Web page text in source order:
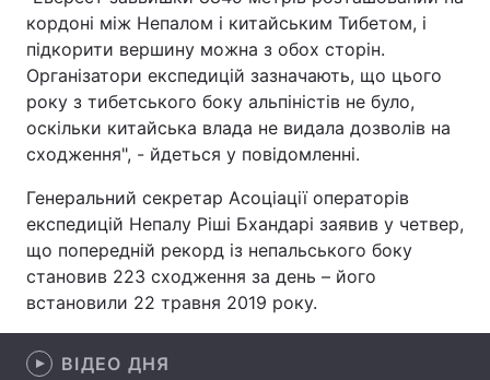
Зброя Інциденти
Здоров'я Туризм
Погода
Екологія Регіони
Відео з Youtube Статті
Інтерв'ю
кордоні між Непалом і китайським Тибетом, і
підкорити вершину можна з обох сторін.
Організатори експедицій зазначають, що цього
року з тибетського боку альпіністів не було,
оскільки китайська влада не видала дозволів на
сходження", - йдеться у повідомленні.
Генеральний секретар Асоціації операторів
експедицій Непалу Ріші Бхандарі заявив у четвер,
що попередній рекорд із непальського боку
становив 223 сходження за день – його
встановили 22 травня 2019 року.
ВІДЕО ДНЯ